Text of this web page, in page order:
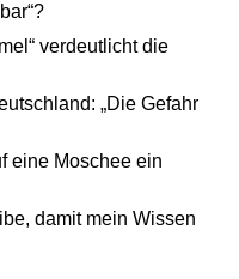
verdeutlicht die
„Die Gefahr
eine Moschee ein
damit mein Wissen